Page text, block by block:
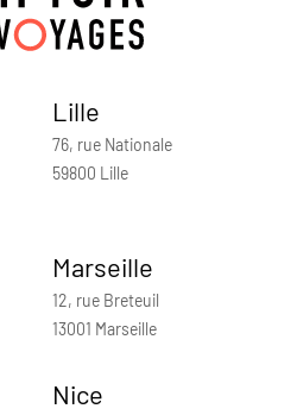
Lille
76, rue Nationale
59800 Lille
Marseille
12, rue Breteuil
13001 Marseille
Nice